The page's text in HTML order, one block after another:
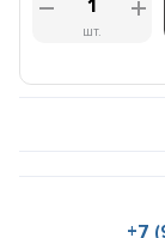
шт.
+7